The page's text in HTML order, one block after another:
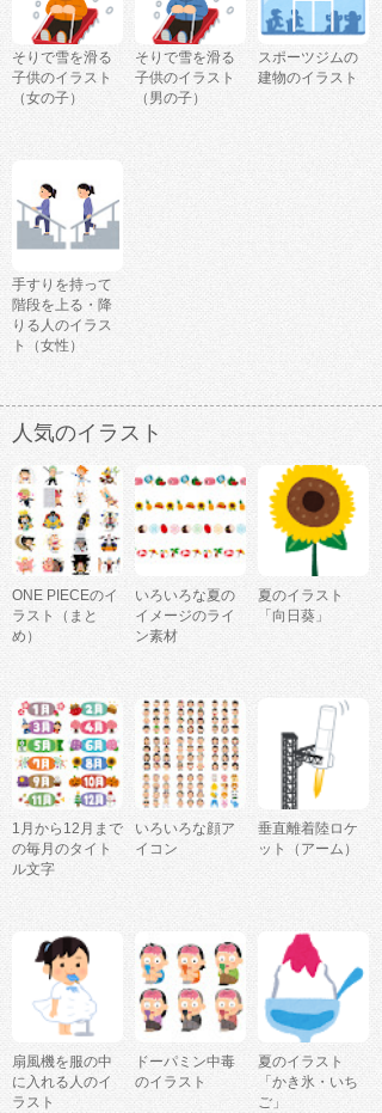
そりで雪を滑る
子供のイラスト
（女の子）
そりで雪を滑る
子供のイラスト
（男の子）
スポーツジムの
建物のイラスト
手すりを持って
階段を上る・降
りる人のイラス
ト（女性）
人気のイラスト
ONE PIECEのイ
ラスト（まと
め）
いろいろな夏の
イメージのライ
ン素材
夏のイラスト
「向日葵」
1月から12月まで
の毎月のタイト
ル文字
いろいろな顔ア
イコン
垂直離着陸ロケ
ット（アーム）
扇風機を服の中
に入れる人のイ
ラスト
ドーパミン中毒
のイラスト
夏のイラスト
「かき氷・いち
ご」